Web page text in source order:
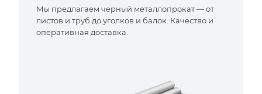
Мы предлагаем черный металлопрокат — от
листов и труб до уголков и балок. Качество и
оперативная доставка.